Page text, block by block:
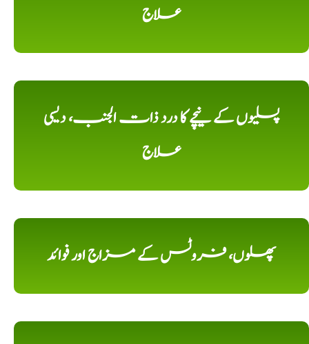
علاج
پسلیوں کے نیچے کا درد ذات الجنب، دیسی
علاج
پھلوں، فروٹس کے مزاج اور فوائد